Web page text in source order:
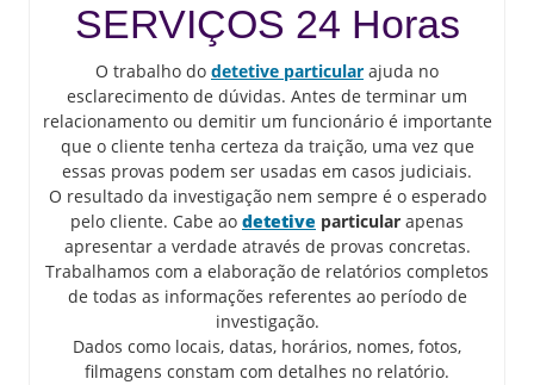
SERVIÇOS 24 Horas
O trabalho do detetive particular ajuda no
esclarecimento de dúvidas. Antes de terminar um
relacionamento ou demitir um funcionário é importante
que o cliente tenha certeza da traição, uma vez que
essas provas podem ser usadas em casos judiciais.
O resultado da investigação nem sempre é o esperado
pelo cliente. Cabe ao detetive particular apenas
apresentar a verdade através de provas concretas.
Trabalhamos com a elaboração de relatórios completos
de todas as informações referentes ao período de
investigação.
Dados como locais, datas, horários, nomes, fotos,
filmagens constam com detalhes no relatório.